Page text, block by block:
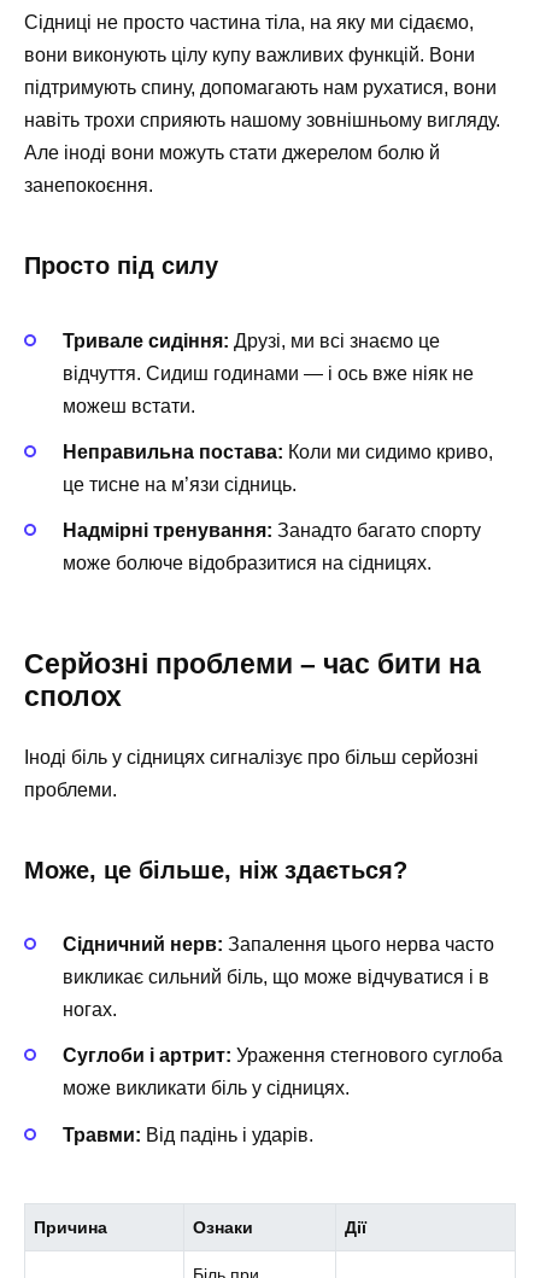
Сідниці не просто частина тіла, на яку ми сідаємо,
вони виконують цілу купу важливих функцій. Вони
підтримують спину, допомагають нам рухатися, вони
навіть трохи сприяють нашому зовнішньому вигляду.
Але іноді вони можуть стати джерелом болю й
занепокоєння.
Просто під силу
Тривале сидіння: Друзі, ми всі знаємо це
відчуття. Сидиш годинами — і ось вже ніяк не
можеш встати.
Неправильна постава: Коли ми сидимо криво,
це тисне на м’язи сідниць.
Надмірні тренування: Занадто багато спорту
може болюче відобразитися на сідницях.
Серйозні проблеми – час бити на
сполох
Іноді біль у сідницях сигналізує про більш серйозні
проблеми.
Може, це більше, ніж здається?
Сідничний нерв: Запалення цього нерва часто
викликає сильний біль, що може відчуватися і в
ногах.
Суглоби і артрит: Ураження стегнового суглоба
може викликати біль у сідницях.
Травми: Від падінь і ударів.
Причина Ознаки Дії